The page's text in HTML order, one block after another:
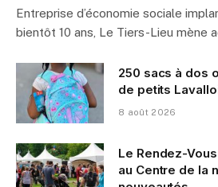
Entreprise d’économie sociale
bientôt 10 ans, Le Tiers-Lieu mène
250 sacs à dos
de petits
8 août 2026
Le Rendez-
au Centre de la